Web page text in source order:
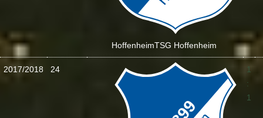
HoffenheimTSG Hoffenheim
2017/2018 24
1
:
1